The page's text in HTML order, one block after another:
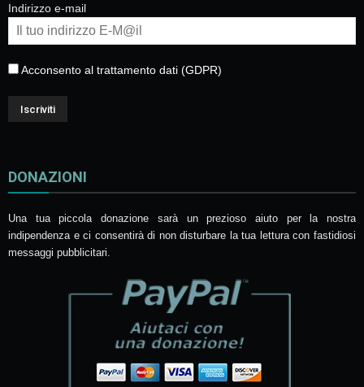
Indirizzo e-mail
Acconsento al trattamento dati (GDPR)
DONAZIONI
Una tua piccola donazione sarà un prezioso aiuto per la nostra
indipendenza e ci consentirà di non disturbare la tua lettura con fastidiosi
messaggi pubblicitari.